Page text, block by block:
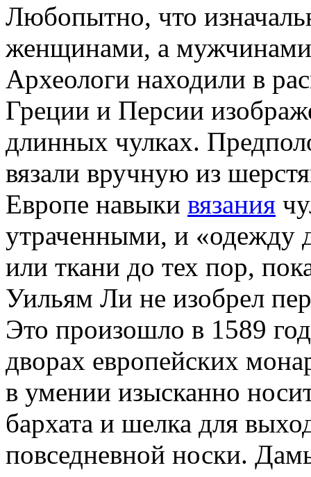
Любопытно, что
женщинами, а
Археологи находили в
Греции и Персии
длинных чулках.
вязали вручную из
Европе навыки вязания
утраченными, и «одежду
или ткани до тех пор,
Уильям Ли не изобрел
Это произошло в 1589
дворах европейских
в умении изысканно
бархата и шелка для
повседневной носки.